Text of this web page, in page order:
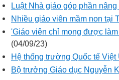
Luật Nhà giáo góp phần
Nhiều giáo viên mầm non tại
'Giáo viên chỉ mong được
(04/09/23)
Hệ thống trường Quốc tế Việt
Bộ trưởng Giáo dục Nguyễn